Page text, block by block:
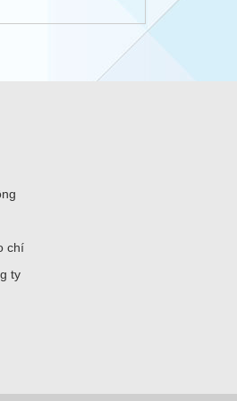
chí
ty